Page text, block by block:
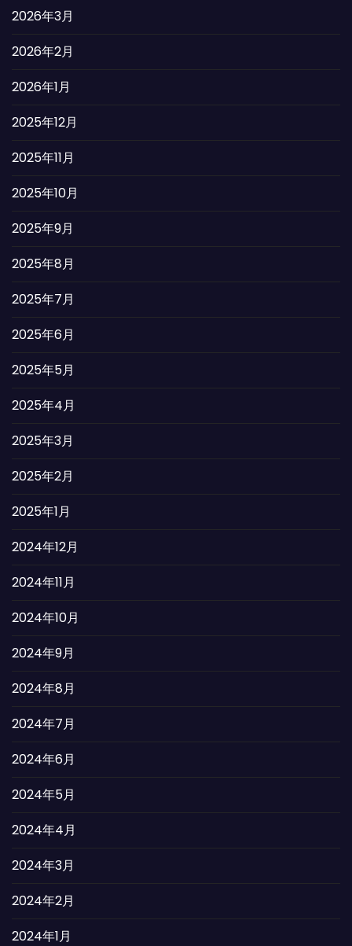
2026年3月
2026年2月
2026年1月
2025年12月
2025年11月
2025年10月
2025年9月
2025年8月
2025年7月
2025年6月
2025年5月
2025年4月
2025年3月
2025年2月
2025年1月
2024年12月
2024年11月
2024年10月
2024年9月
2024年8月
2024年7月
2024年6月
2024年5月
2024年4月
2024年3月
2024年2月
2024年1月